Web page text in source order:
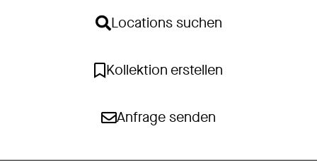
Locations suchen
Kollektion erstellen
Anfrage senden